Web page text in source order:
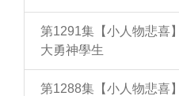
第1291集【小人物悲喜
大勇神學生
第1288集【小人物悲喜